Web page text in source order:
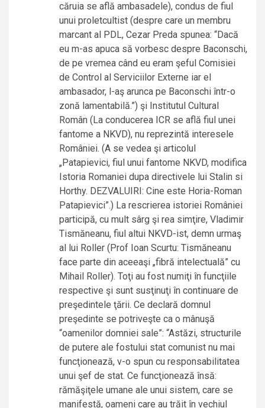
căruia se află ambasadele), condus de fiul
unui proletcultist (despre care un membru
marcant al PDL, Cezar Preda spunea: “Dacă
eu m-as apuca să vorbesc despre Baconschi,
de pe vremea când eu eram şeful Comisiei
de Control al Serviciilor Externe iar el
ambasador, l-aş arunca pe Baconschi într-o
zonă lamentabilă.”) şi Institutul Cultural
Român (La conducerea ICR se află fiul unei
fantome a NKVD), nu reprezintă interesele
României. (A se vedea şi articolul
„Patapievici, fiul unui fantome NKVD, modifica
Istoria Romaniei dupa directivele lui Stalin si
Horthy. DEZVALUIRI: Cine este Horia-Roman
Patapievici”.) La rescrierea istoriei României
participă, cu mult sârg şi rea simţire, Vladimir
Tismăneanu, fiul altui NKVD-ist, demn urmaş
al lui Roller (Prof Ioan Scurtu: Tismăneanu
face parte din aceeaşi „fibră intelectuală” cu
Mihail Roller). Toţi au fost numiţi în funcţiile
respective şi sunt susţinuţi în continuare de
preşedintele ţării. Ce declară domnul
preşedinte se potriveşte ca o mânuşă
“oamenilor domniei sale”: “Astăzi, structurile
de putere ale fostului stat comunist nu mai
funcţionează, v-o spun cu responsabilitatea
unui şef de stat. Ce funcţionează însă:
rămăşiţele umane ale unui sistem, care se
manifestă, oameni care au trăit în vechiul